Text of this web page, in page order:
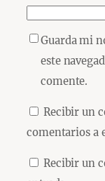
Guarda mi
este
comente.
Recibir un
comentarios a
Recibir un